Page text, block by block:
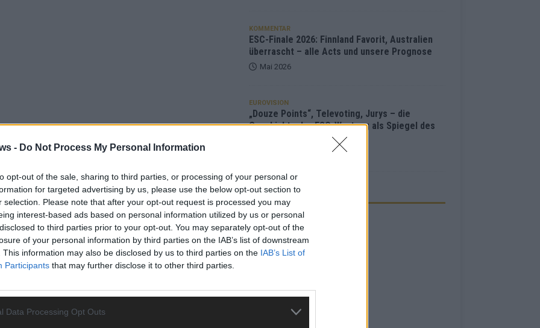
- Do Not Process My Personal Information
opt-out of the sale, sharing to third parties, or processing of your personal or
for targeted advertising by us, please use the below opt-out section to
selection. Please note that after your opt-out request is processed you may
interest-based ads based on personal information utilized by us or personal
to third parties prior to your opt-out. You may separately opt-out of the
of your personal information by third parties on the IAB’s list of downstream
This information may also be disclosed by us to third parties on the IAB’s List of
Participants that may further disclose it to other third parties.
Data Processing Opt Outs
KOMMENTAR
ESC-Finale 2026: Finnland Favorit, Australien
überrascht – alle Acts und unsere Prognose
Mai 2026
EUROVISION
„Douze Points“, Televoting, Jurys – die
Geschichte der ESC-Wertung als Spiegel des
ANZEIGE